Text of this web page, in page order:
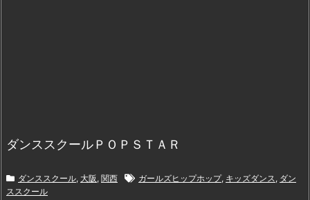
ダンススクールＰＯＰＳＴＡＲ
ダンススクール, 大阪, 関西 ガールズヒップホップ, キッズダンス, ダン
ススクール